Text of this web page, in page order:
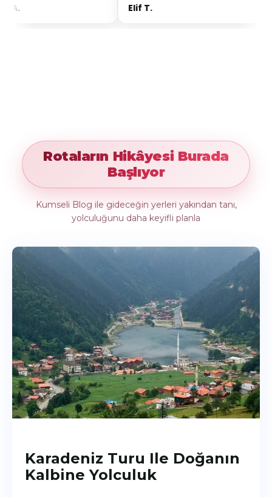
Rotaların Hikâyesi Burada
Başlıyor
Kumseli Blog ile gideceğin yerleri yakından tanı,
yolculuğunu daha keyifli planla
Karadeniz Turu Ile Doğanın
Kalbine Yolculuk